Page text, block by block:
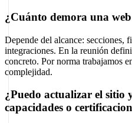
¿Cuánto demora una
Depende del alcance: secciones,
integraciones. En la reunión
concreto. Por norma trabajamos
complejidad.
¿Puedo actualizar el sitio
capacidades o